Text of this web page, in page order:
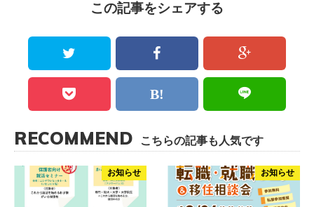
この記事をシェアする
RECOMMEND こちらの記事も人気です
お知らせ お知らせ